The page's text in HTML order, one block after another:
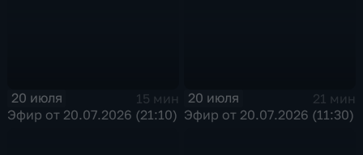
20 июля
15 мин
Эфир от 20.07.2026 (21:10)
20 июля
21 мин
Эфир от 20.07.2026 (11:30)